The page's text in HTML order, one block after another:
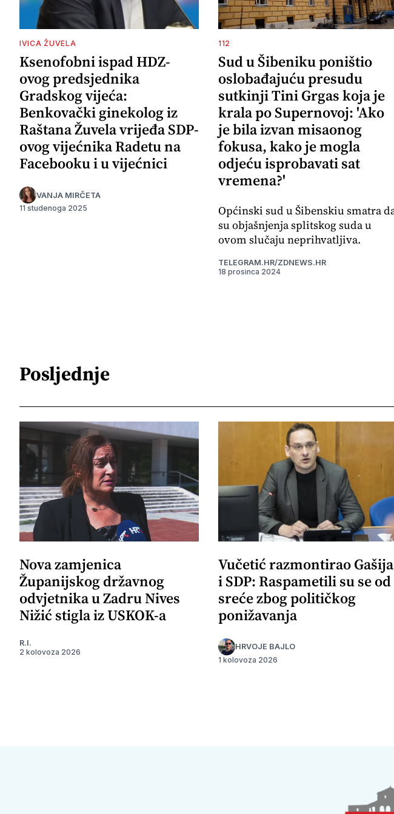
IVICA ŽUVELA
Ksenofobni ispad HDZ-
ovog predsjednika
Gradskog vijeća:
Benkovački ginekolog iz
Raštana Žuvela vrijeđa SDP-
ovog vijećnika Radetu na
Facebooku i u vijećnici
VANJA MIRČETA
11 studenoga 2025
112
Sud u Šibeniku poništio
oslobađajuću presudu
sutkinji Tini Grgas koja je
krala po Supernovoj: 'Ako
je bila izvan misaonog
fokusa, kako je mogla
odjeću isprobavati sat
vremena?'
Općinski sud u Šibenskiu smatra
su objašnjenja splitskog suda u
ovom slučaju neprihvatljiva.
TELEGRAM.HR/ZDNEWS.HR
18 prosinca 2024
Posljednje
Nova zamjenica
Županijskog državnog
odvjetnika u Zadru Nives
Nižić stigla iz USKOK-a
R.I.
2 kolovoza 2026
Vučetić razmontirao Gašija
i SDP: Raspametili su se od
sreće zbog političkog
ponižavanja
HRVOJE BAJLO
1 kolovoza 2026